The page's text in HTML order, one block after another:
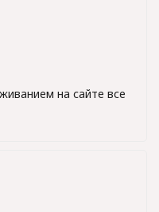
на сайте все